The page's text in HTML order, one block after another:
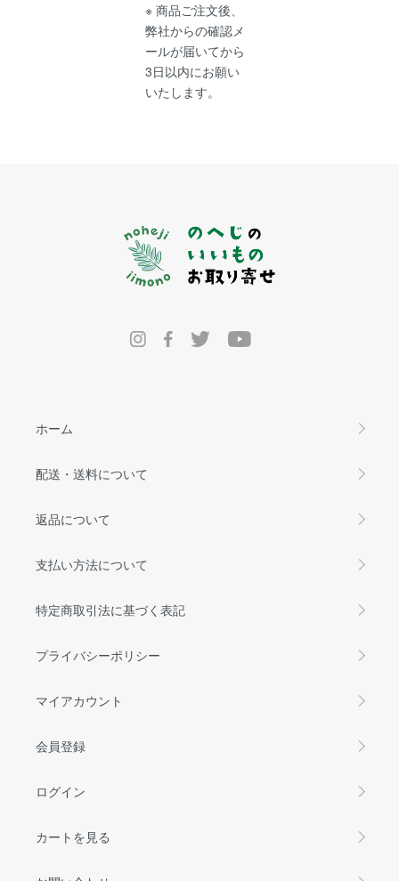
※ 商品ご注文後、
弊社からの確認メ
ールが届いてから
3日以内にお願い
いたします。
ホーム
配送・送料について
返品について
支払い方法について
特定商取引法に基づく表記
プライバシーポリシー
マイアカウント
会員登録
ログイン
カートを見る